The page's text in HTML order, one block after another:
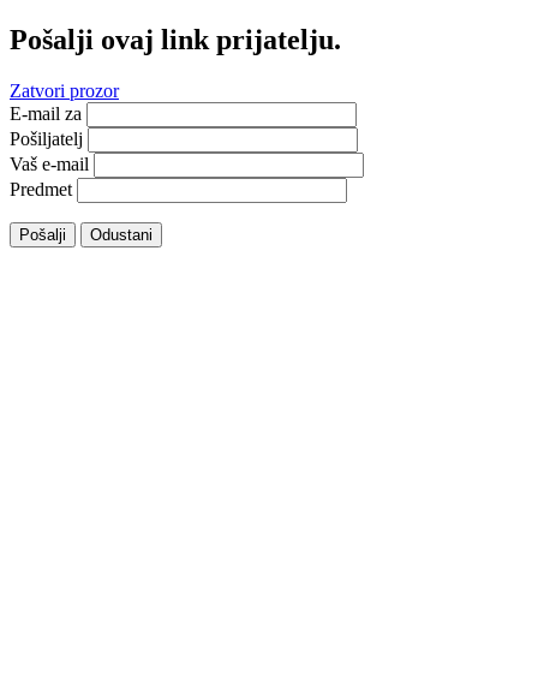
Pošalji ovaj link prijatelju.
Zatvori prozor
E-mail za
Pošiljatelj
Vaš e-mail
Predmet
Pošalji Odustani